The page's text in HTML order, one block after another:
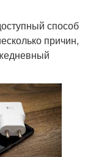
способ
причин,